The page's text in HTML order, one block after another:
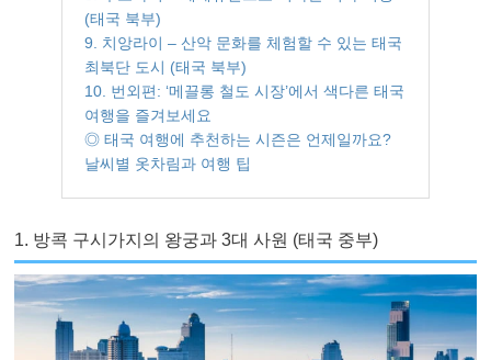
(태국 북부)
9. 치앙라이 – 산악 문화를 체험할 수 있는 태국
최북단 도시 (태국 북부)
10. 번외편: ‘메끌롱 철도 시장’에서 색다른 태국
여행을 즐겨보세요
◎ 태국 여행에 추천하는 시즌은 언제일까요?
날씨별 옷차림과 여행 팁
1. 방콕 구시가지의 왕궁과 3대 사원 (태국 중부)